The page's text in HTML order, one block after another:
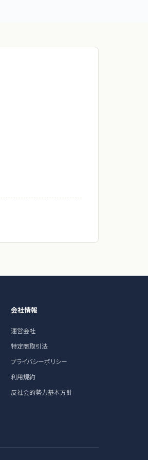
会社情報
運営会社
特定商取引法
プライバシーポリシー
利用規約
反社会的勢力基本方針